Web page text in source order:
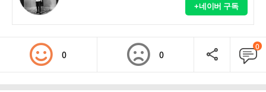
+네이버 구독
0 0
0